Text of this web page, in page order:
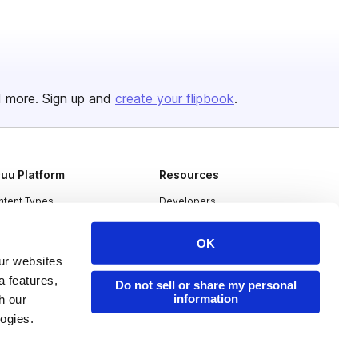
websites
features,
our
OK
Do not sell or share my personal
information
more. Sign up and create your flipbook.
Platform
Types
Resources
Developers